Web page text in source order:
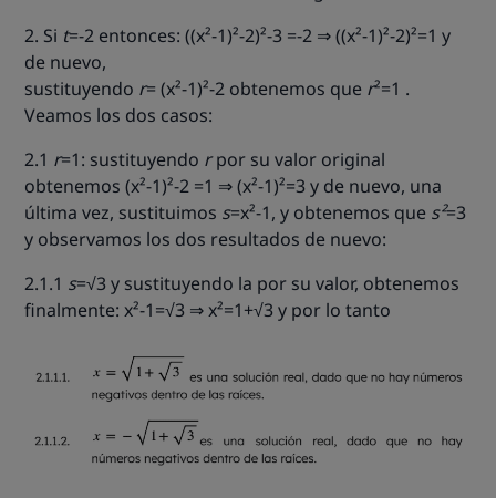
2. Si t=-2 entonces:((x²-1)²-2)²-3 =-2 ⇒ ((x²-1)²-2)²=1 y
de nuevo,
sustituyendo r= (x²-1)²-2 obtenemos que r²=1 .
Veamos los dos casos:
2.1 r=1: sustituyendo rpor su valor original
obtenemos (x²-1)²-2 =1 ⇒ (x²-1)²=3 y de nuevo, una
última vez, sustituimos s=x²-1, y obtenemos que s²=3
y observamos los dos resultados de nuevo:
2.1.1 s=√3 y sustituyendo la por su valor, obtenemos
finalmente: x²-1=√3 ⇒ x²=1+√3 y por lo tanto